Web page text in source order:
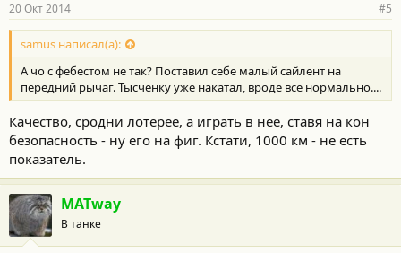
20 Окт 2014 #5
samus написал(а):
А чо с фебестом не так? Поставил себе малый сайлент на
передний рычаг. Тысченку уже накатал, вроде все нормально....
Качество, сродни лотерее, а играть в нее, ставя на кон
безопасность - ну его на фиг. Кстати, 1000 км - не есть
показатель.
MATway
В танке